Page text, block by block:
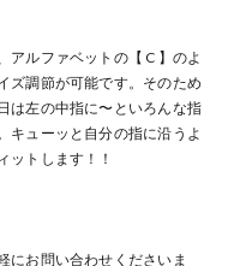
ルファベットの【 C 】のよ
ズ調節が可能です。そのため
は左の中指に〜といろんな指
キューッと自分の指に沿うよ
ットします！！
お問い合わせくださいま